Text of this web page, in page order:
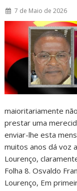
7 de Maio de 2026
maioritariamente
prestar uma
enviar-lhe esta
muitos anos dá voz
Lourenço,
Folha 8. Osvaldo
Lourenço, Em